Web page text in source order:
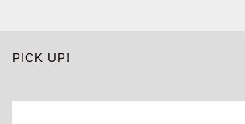
PICK UP!